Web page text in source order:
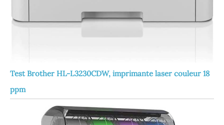
Test Brother HL-L3230CDW, imprimante laser couleur 18
ppm